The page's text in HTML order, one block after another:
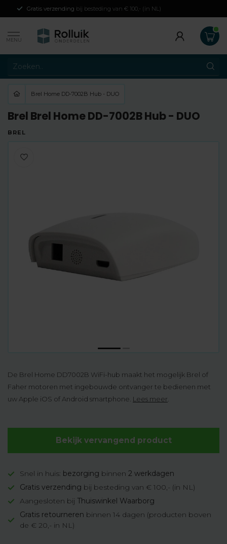
Gratis verzending bij besteding van € 100,- (in NL)
MENU
Brel Home DD-7002B Hub - DUO
Brel Brel Home DD-7002B Hub - DUO
BREL
De Brel Home DD7002B WiFi-hub maakt het mogelijk Brel of
Faher motoren met ingebouwde ontvanger te bedienen met
uw Apple iOS of Android smartphone. Lees meer
Bekijk vervangend product
Snel in huis: bezorging binnen 2 werkdagen
Gratis verzending bij besteding van € 100,- (in NL)
Aangesloten bij Thuiswinkel Waarborg
Gratis retourneren binnen 14 dagen (producten boven
de € 20,- in NL)